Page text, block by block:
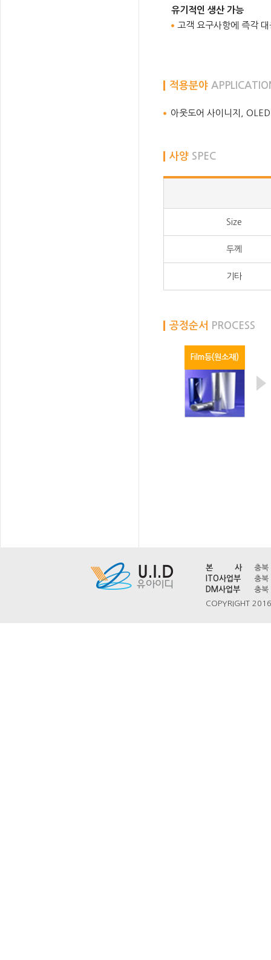
유기적인 생산 가능
고객 요구사항에 즉각
적용분야
아웃도어 사이니지,
사양 SPEC
Size
두께
기타
공정순서 PROCESS
Film등(원소재)
본 사
충
ITO사업부
충
DM사업부
충
COPYRIGHT